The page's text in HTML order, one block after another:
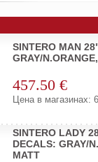
SINTERO MAN
GRAY/
457.50 €
Цена в магазинах:
SINTERO LADY
DECALS: GRAY/
MATT